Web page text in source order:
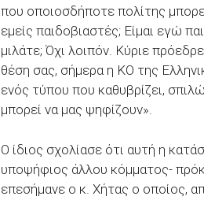
που οποιοσδήποτε πολίτης
εμείς παιδοβιαστές; Είμαι εγώ
μιλάτε; Όχι λοιπόν. Κύριε
θέση σας, σήμερα η ΚΟ της
ενός τύπου που καθυβρίζει,
μπορεί να μας ψηφίζουν».
Ο ίδιος σχολίασε ότι αυτή η
υποψήφιος άλλου κόμματος-
επεσήμανε ο κ. Χήτας ο οποίος,